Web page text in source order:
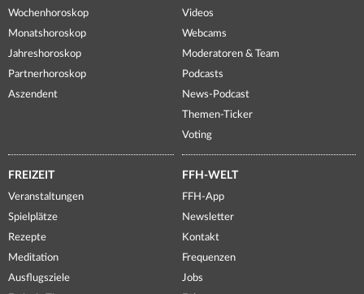
Wochenhoroskop
Monatshoroskop
Jahreshoroskop
Partnerhoroskop
Aszendent
Videos
Webcams
Moderatoren & Team
Podcasts
News-Podcast
Themen-Ticker
Voting
FREIZEIT
Veranstaltungen
Spielplätze
Rezepte
Meditation
Ausflugsziele
FFH-WELT
FFH-App
Newsletter
Kontakt
Frequenzen
Jobs